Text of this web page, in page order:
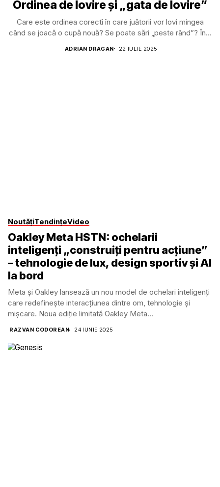
Ordinea de lovire și „gata de lovire”
Care este ordinea corectî în care juătorii vor lovi mingea
când se joacă o cupă nouă? Se poate sări „peste rând”? În...
ADRIAN DRAGAN 22 IULIE 2025
NoutățiTendințeVideo
Oakley Meta HSTN: ochelarii
inteligenți „construiți pentru acțiune”
– tehnologie de lux, design sportiv și AI
la bord
Meta și Oakley lansează un nou model de ochelari inteligenți
care redefinește interacțiunea dintre om, tehnologie și
mișcare. Noua ediție limitată Oakley Meta...
RAZVAN CODOREAN 24 IUNIE 2025